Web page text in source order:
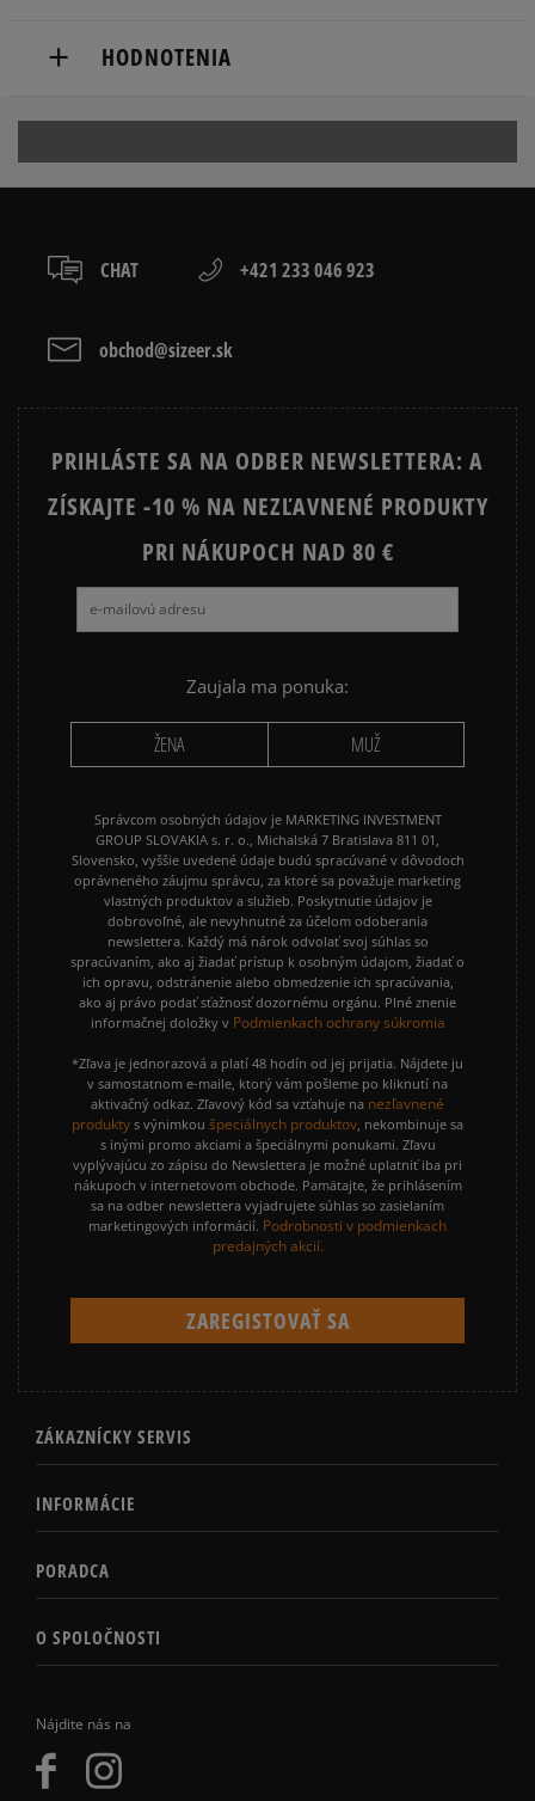
Dostupné spôsoby doručenia:
kuriér,
packeta (zásielkovňa - kamenná pobočka, výdejné
osobné prevzatie v predajni.
Dostupné spôsoby platby:
kartou,
HODNOTENIA
CHAT +421 233 046 923
obchod@sizeer.sk
Nájdite nás na
PRIHLÁSTE SA NA ODBER NEWSLETTERA: A
ZÍSKAJTE -10 % NA NEZĽAVNENÉ PRODUKTY
PRI NÁKUPOCH NAD 80 €
Zaujala ma ponuka:
ŽENA MUŽ
Správcom osobných údajov je MARKETING INVESTMENT
GROUP SLOVAKIA s. r. o., Michalská 7 Bratislava 811 01,
Slovensko, vyššie uvedené údaje budú spracúvané v dôvodoch
oprávneného záujmu správcu, za ktoré sa považuje marketing
vlastných produktov a služieb. Poskytnutie údajov je
dobrovoľné, ale nevyhnutné za účelom odoberania
newslettera. Každý má nárok odvolať svoj súhlas so
spracúvaním, ako aj žiadať prístup k osobným údajom, žiadať o
ich opravu, odstránenie alebo obmedzenie ich spracúvania,
ako aj právo podať sťažnosť dozornému orgánu. Plné znenie
informačnej doložky v Podmienkach ochrany súkromia
*Zľava je jednorazová a platí 48 hodín od jej prijatia. Nájdete ju
v samostatnom e-maile, ktorý vám pošleme po kliknutí na
aktivačný odkaz. Zľavový kód sa vzťahuje na nezľavnené
produkty s výnimkou špeciálnych produktov, nekombinuje sa
s inými promo akciami a špeciálnymi ponukami. Zľavu
vyplývajúcu zo zápisu do Newslettera je možné uplatniť iba pri
nákupoch v internetovom obchode. Pamätajte, že prihlásením
sa na odber newslettera vyjadrujete súhlas so zasielaním
marketingových informácií. Podrobnosti v podmienkach
predajných akcií.
ZÁKAZNÍCKY SERVIS
INFORMÁCIE
PORADCA
O SPOLOČNOSTI